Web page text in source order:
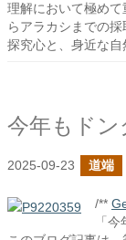
理解において極め
らアラカシまでの
探究心と、身近な自
今年もドン
2025-09-23 道端
/**
「